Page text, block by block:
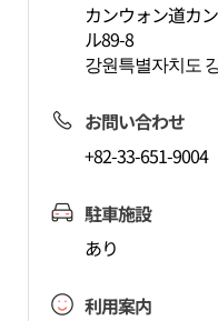
カンウォン道カ
ル89-8
강원특별자치도
お問い合わせ
+82-33-651-9004
駐車施設
あり
利用案内